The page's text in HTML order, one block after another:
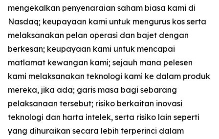
mengekalkan penyenaraian saham biasa kami di
Nasdaq; keupayaan kami untuk mengurus kos serta
melaksanakan pelan operasi dan bajet dengan
berkesan; keupayaan kami untuk mencapai
matlamat kewangan kami; sejauh mana pelesen
kami melaksanakan teknologi kami ke dalam produk
mereka, jika ada; garis masa bagi sebarang
pelaksanaan tersebut; risiko berkaitan inovasi
teknologi dan harta intelek, serta risiko lain seperti
yang dihuraikan secara lebih terperinci dalam